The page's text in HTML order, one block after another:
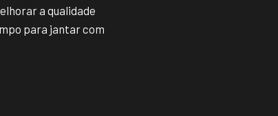
a qualidade
para jantar com